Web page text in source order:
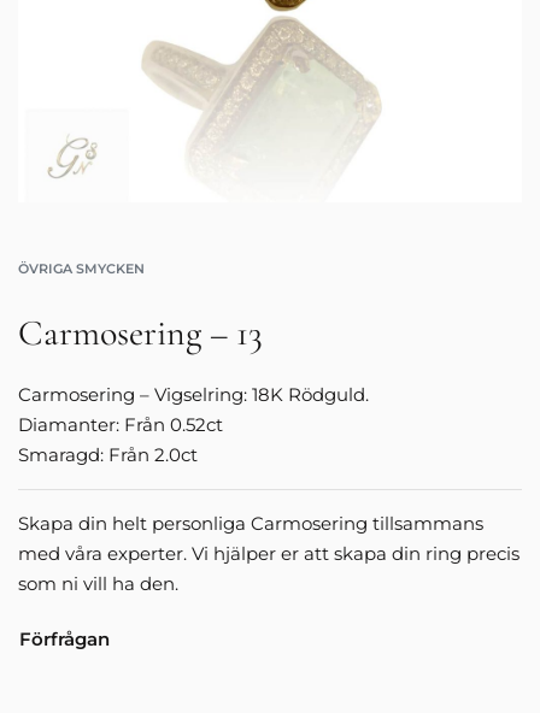
ÖVRIGA SMYCKEN
Carmosering – 13
Carmosering – Vigselring: 18K Rödguld.
Diamanter: Från 0.52ct
Smaragd: Från 2.0ct
Skapa din helt personliga Carmosering tillsammans
med våra experter. Vi hjälper er att skapa din ring precis
som ni vill ha den.
Förfrågan